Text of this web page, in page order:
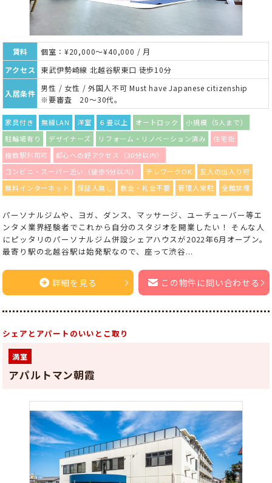
賃料
個室：¥20,000～¥40,000 / 月
アクセス
東武伊勢崎線 北越谷駅東口 徒歩10分
入居条件
男性 / 女性 / 外国人不可 Must have Japanese citizenship
※要審査 20～30代。
家具付き 無線LAN 洋室 ６畳以上 オートロック
小規模（5人まで）
駐輪場有り
デザイナーズ リフォーム・リノベーション済み
住宅街
複数駅利用可
都心への好アクセス（30分以内）
コンビニ・スーパー近い（徒歩5分以内）
テレワークOK
友人の出入り可
無料インターネット
保証人無し 敷金・礼金不要 管理人常駐 全館禁煙
パーソナルジムや、ヨガ、ダンス、マッサージ、ユーチューバー等エ
ンタメ業界経験者でこれから自分のスタジオを開業したい！ そんな人
にピッタリのパーソナルジム併設シェアハウスが2022年6月オープン。
最寄り駅の北越谷駅は始発駅なので、座って渋谷...
詳細を見る この物件に問い合わせる
シェアとアパートのいいとこ取り
満室
アパルトマン朝霞